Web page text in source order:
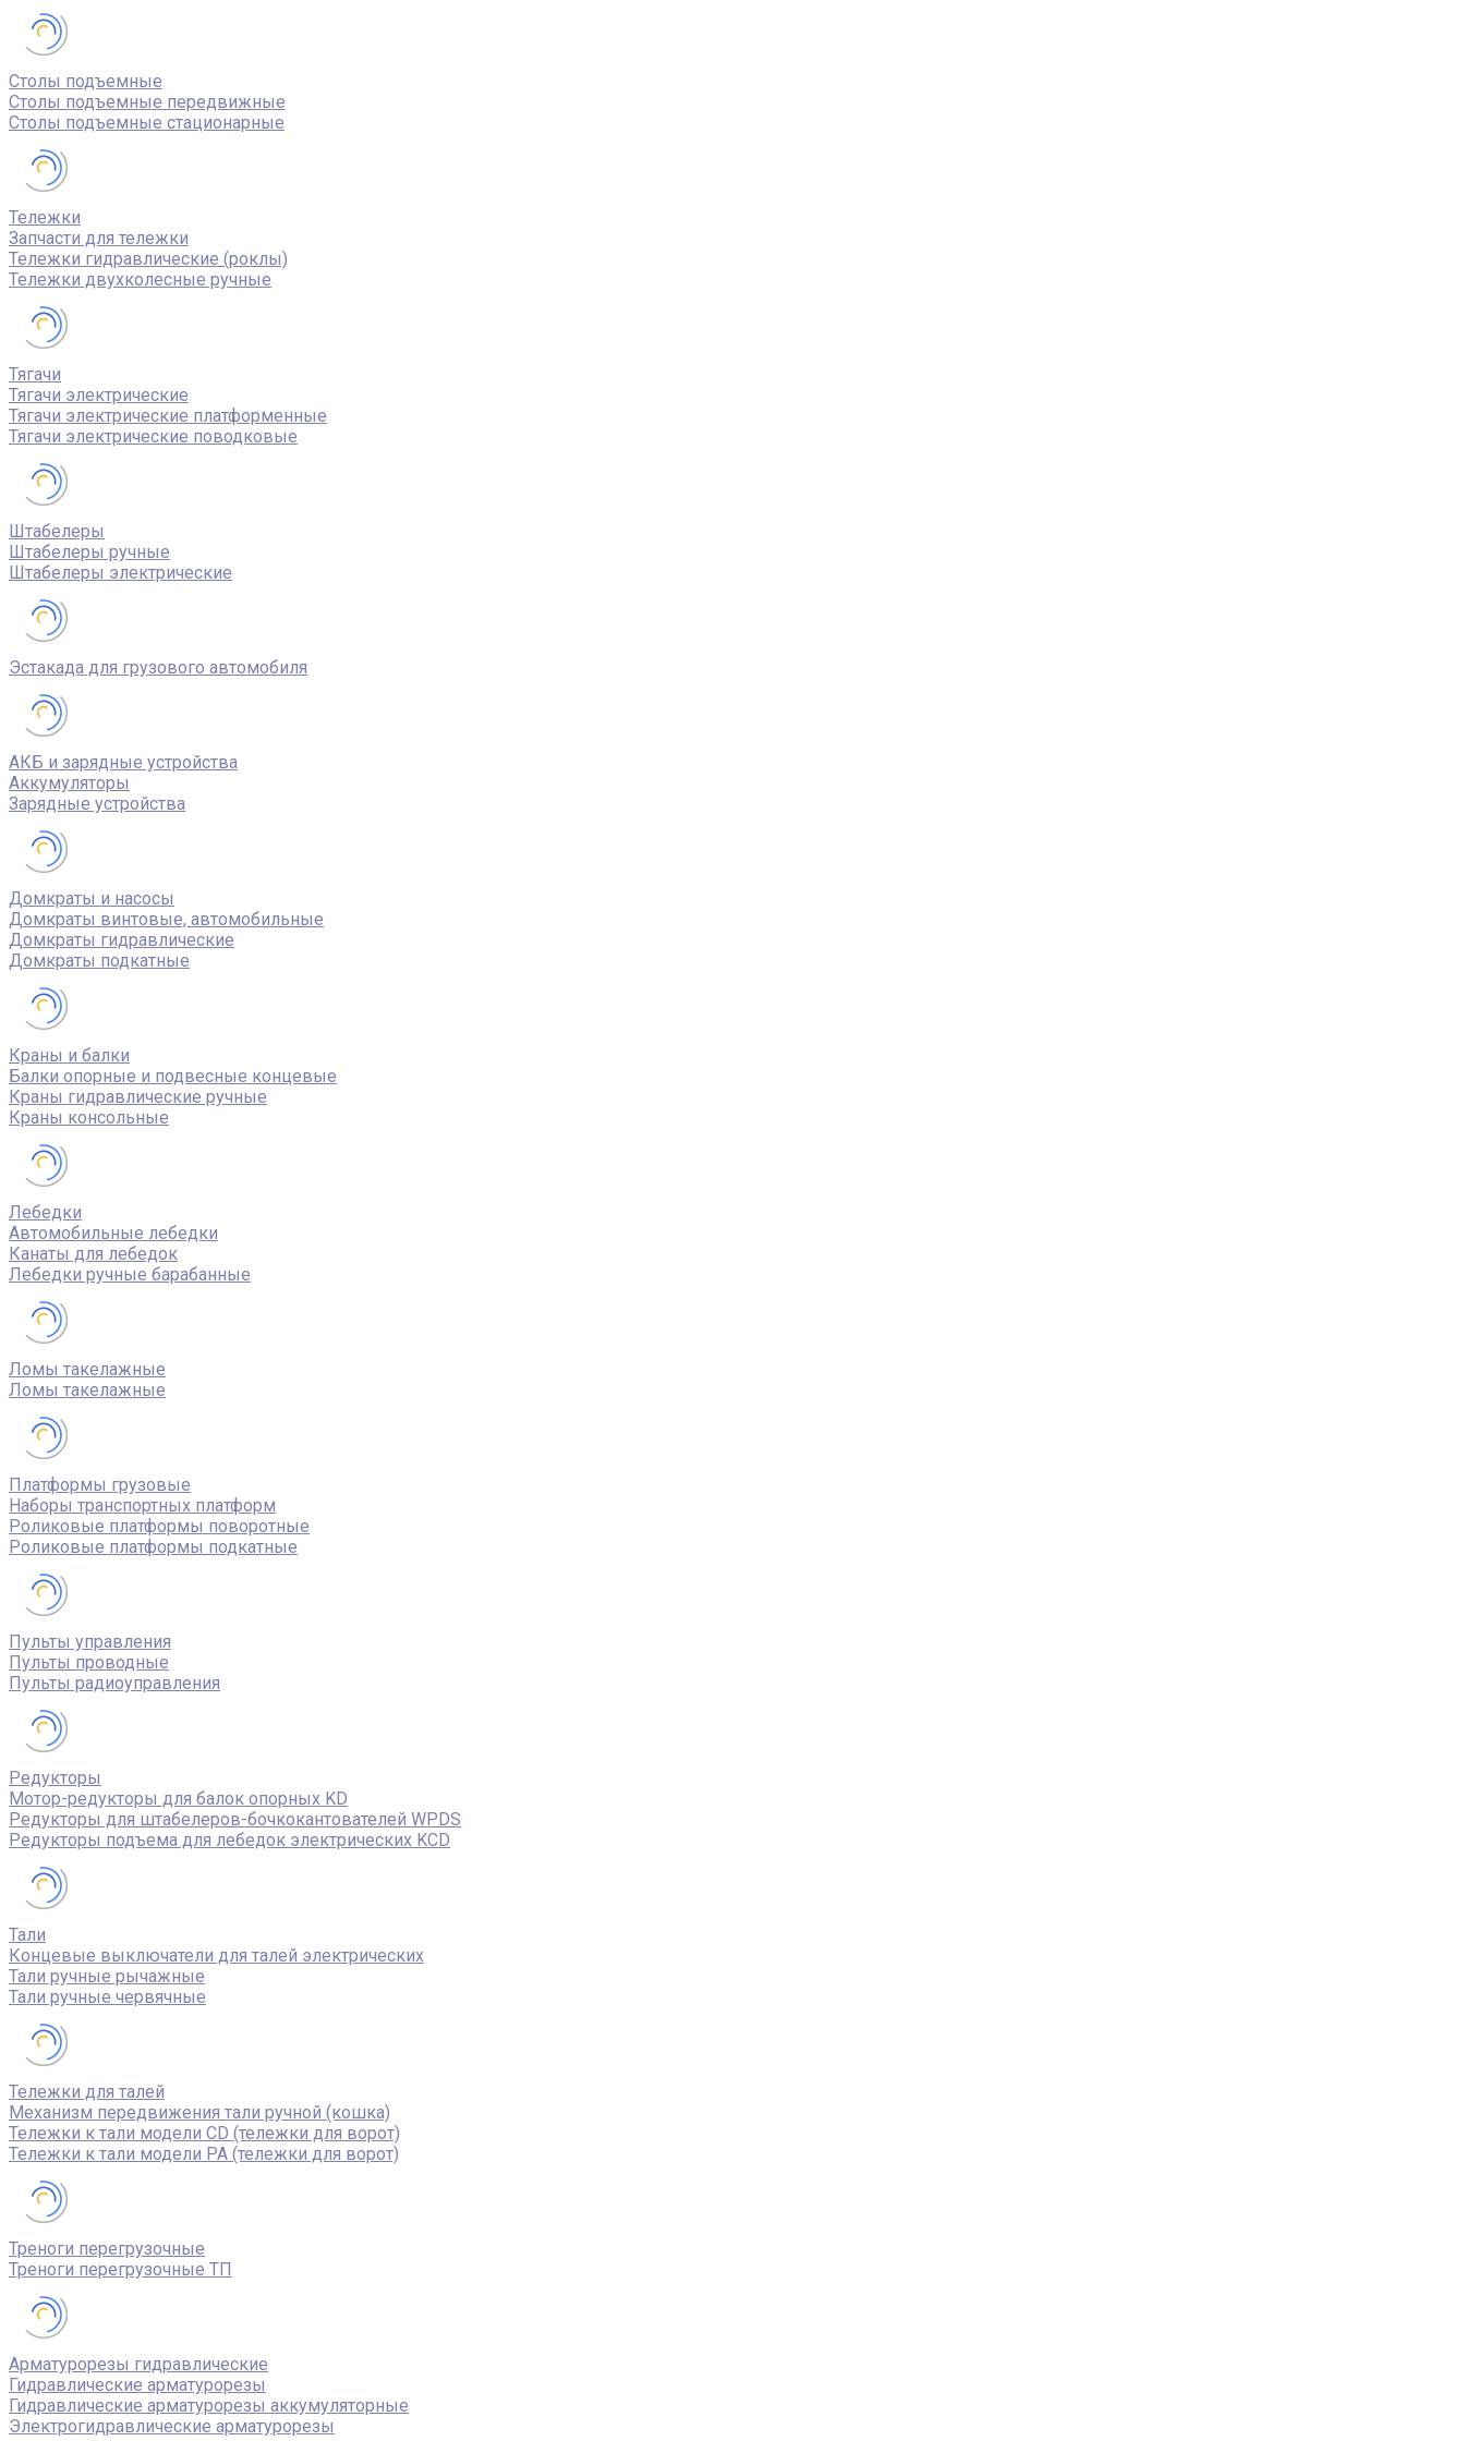
Столы подъемные
Столы подъемные передвижные
Столы подъемные стационарные
Тележки
Запчасти для тележки
Тележки гидравлические (роклы)
Тележки двухколесные ручные
Тягачи
Тягачи электрические
Тягачи электрические платформенные
Тягачи электрические поводковые
Штабелеры
Штабелеры ручные
Штабелеры электрические
Эстакада для грузового автомобиля
АКБ и зарядные устройства
Аккумуляторы
Зарядные устройства
Домкраты и насосы
Домкраты винтовые, автомобильные
Домкраты гидравлические
Домкраты подкатные
Краны и балки
Балки опорные и подвесные концевые
Краны гидравлические ручные
Краны консольные
Лебедки
Автомобильные лебедки
Канаты для лебедок
Лебедки ручные барабанные
Ломы такелажные
Ломы такелажные
Платформы грузовые
Наборы транспортных платформ
Роликовые платформы поворотные
Роликовые платформы подкатные
Пульты управления
Пульты проводные
Пульты радиоуправления
Редукторы
Мотор-редукторы для балок опорных KD
Редукторы для штабелеров-бочкокантователей WPDS
Редукторы подъема для лебедок электрических KCD
Тали
Концевые выключатели для талей электрических
Тали ручные рычажные
Тали ручные червячные
Тележки для талей
Механизм передвижения тали ручной (кошка)
Тележки к тали модели CD (тележки для ворот)
Тележки к тали модели РА (тележки для ворот)
Треноги перегрузочные
Треноги перегрузочные ТП
Арматурорезы гидравлические
Гидравлические арматурорезы
Гидравлические арматурорезы аккумуляторные
Электрогидравлические арматурорезы